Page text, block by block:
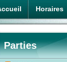
Horaires
Parties